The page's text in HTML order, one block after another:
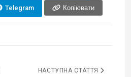
Telegram Копіювати
НАСТУПНА СТАТТЯ